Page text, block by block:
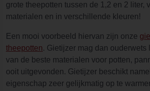
grote theepotten tussen de 1,2 en 2 liter,
materialen en in verschillende kleuren!
Een mooi voorbeeld hiervan zijn onze
theepotten. Gietijzer mag dan ouderwets
van de beste materialen voor potten,
ooit uitgevonden. Gietijzer beschikt
eigenschap zeer gelijkmatig op te